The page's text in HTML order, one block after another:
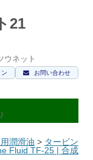
21
ウネット
お問い合わせ
ン
潤滑油 > タービン
Fluid TF-25 | 合成